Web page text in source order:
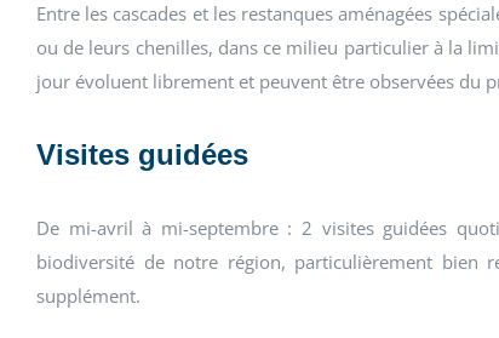
Entre les cascades et les restanques aménagées
ou de leurs chenilles, dans ce milieu particulier à la
jour évoluent librement et peuvent être observées du
Visites guidées
De mi-avril à mi-septembre : 2 visites guidées
biodiversité de notre région, particulièrement bien
supplément.